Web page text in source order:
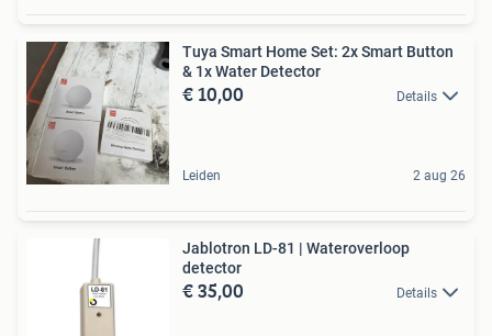
Tuya Smart Home Set: 2x Smart Button
& 1x Water Detector
€ 10,00 Details
Leiden 2 aug 26
Jablotron LD-81 | Wateroverloop
detector
€ 35,00 Details